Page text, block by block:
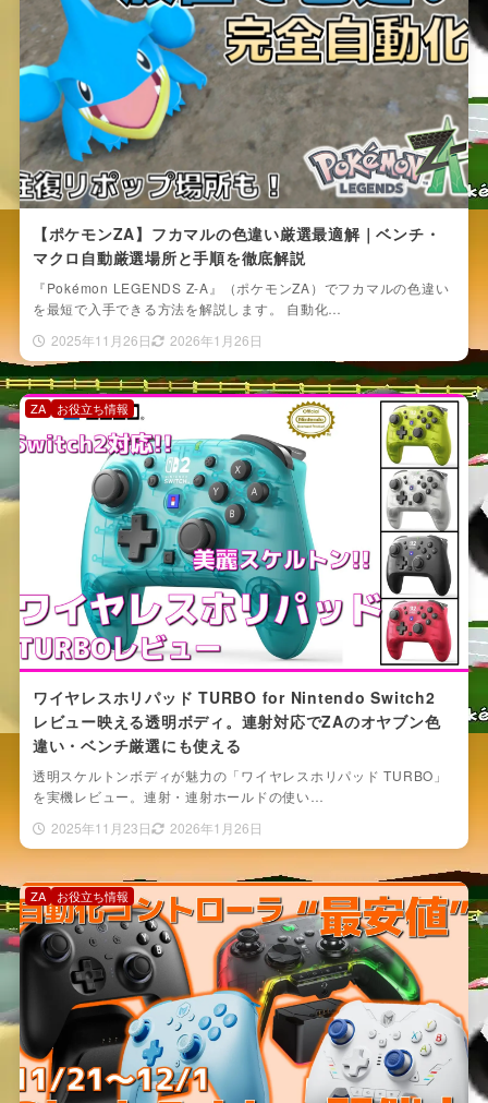
【ポケモンZA】フカマルの色違い厳選最適解｜ベンチ・
マクロ自動厳選場所と手順を徹底解説
『Pokémon LEGENDS Z-A』（ポケモンZA）でフカマルの色違い
を最短で入手できる方法を解説します。 自動化…
2025年11月26日
2026年1月26日
ワイヤレスホリパッド TURBO for Nintendo Switch2
レビュー映える透明ボディ。連射対応でZAのオヤブン色
違い・ベンチ厳選にも使える
透明スケルトンボディが魅力の「ワイヤレスホリパッド TURBO」
を実機レビュー。連射・連射ホールドの使い…
2025年11月23日
2026年1月26日
ZA お役立ち情報
ZA お役立ち情報